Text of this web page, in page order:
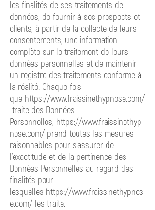
les finalités de ses traitements de
données, de fournir à ses prospects et
clients, à partir de la collecte de leurs
consentements, une information
complète sur le traitement de leurs
données personnelles et de maintenir
un registre des traitements conforme à
la réalité. Chaque fois
que https://www.fraissinethypnose.com/
traite des Données
Personnelles, https://www.fraissinethyp
nose.com/ prend toutes les mesures
raisonnables pour s’assurer de
l’exactitude et de la pertinence des
Données Personnelles au regard des
finalités pour
lesquelles https://www.fraissinethypnos
e.com/ les traite.